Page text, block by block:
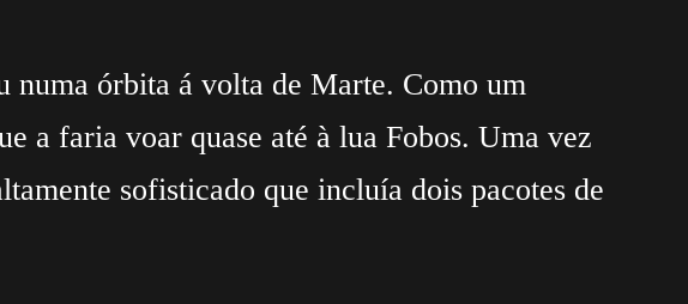
numa órbita á volta de Marte. Como um
a faria voar quase até à lua Fobos. Uma vez
sofisticado que incluía dois pacotes de